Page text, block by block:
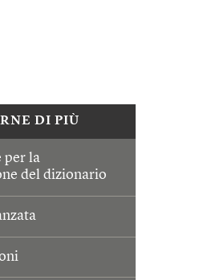
DI PIÙ
per la
del dizionario